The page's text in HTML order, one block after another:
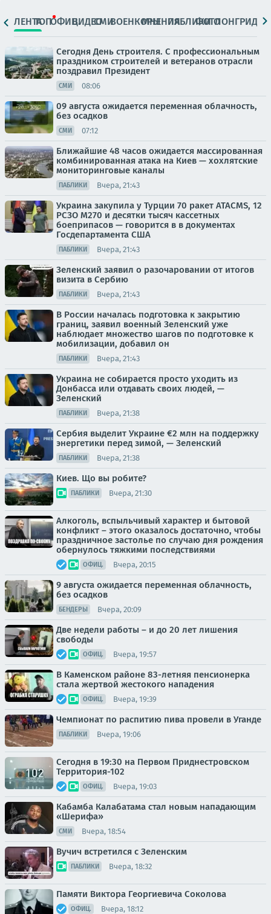
ЛЕНТАТОПОФИЦ.ВИДЕОСМИВОЕНКОРЫМНЕНИЯПАБЛИКИ
ФОТОЛОНГРИДЫ
Сегодня День строителя. С профессиональным
праздником строителей и ветеранов отрасли
поздравил Президент
СМИ 08:06
09 августа ожидается переменная облачность,
без осадков
СМИ 07:12
Ближайшие 48 часов ожидается массированная
комбинированная атака на Киев — хохлятские
мониторинговые каналы
ПАБЛИКИ Вчера, 21:43
Украина закупила у Турции 70 ракет ATACMS, 12
РСЗО M270 и десятки тысяч кассетных
боеприпасов — говорится в в документах
Госдепартамента США
ПАБЛИКИ Вчера, 21:43
Зеленский заявил о разочаровании от итогов
визита в Сербию
ПАБЛИКИ Вчера, 21:43
В России началась подготовка к закрытию
границ, заявил военный Зеленский уже
наблюдает множество шагов по подготовке к
мобилизации, добавил он
ПАБЛИКИ Вчера, 21:43
Украина не собирается просто уходить из
Донбасса или отдавать своих людей, —
Зеленский
ПАБЛИКИ Вчера, 21:38
Сербия выделит Украине €2 млн на поддержку
энергетики перед зимой, — Зеленский
ПАБЛИКИ Вчера, 21:38
Киев. Що вы робите?
ПАБЛИКИ Вчера, 21:30
Алкоголь, вспыльчивый характер и бытовой
конфликт – этого оказалось достаточно, чтобы
праздничное застолье по случаю дня рождения
обернулось тяжкими последствиями
ОФИЦ. Вчера, 20:15
9 августа ожидается переменная облачность,
без осадков
БЕНДЕРЫ Вчера, 20:09
Две недели работы – и до 20 лет лишения
свободы
ОФИЦ. Вчера, 19:57
В Каменском районе 83-летняя пенсионерка
стала жертвой жестокого нападения
ОФИЦ. Вчера, 19:39
Чемпионат по распитию пива провели в Уганде
ПАБЛИКИ Вчера, 19:06
Сегодня в 19:30 на Первом Приднестровском
Территория-102
ОФИЦ. Вчера, 19:03
Кабамба Калабатама стал новым нападающим
«Шерифа»
СМИ Вчера, 18:54
Вучич встретился с Зеленским
ПАБЛИКИ Вчера, 18:32
Памяти Виктора Георгиевича Соколова
ОФИЦ. Вчера, 18:12